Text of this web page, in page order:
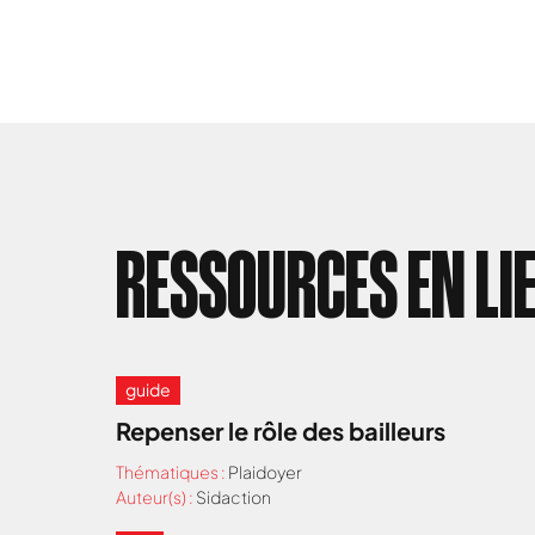
RESSOURCES EN
guide
Repenser le rôle des bailleurs
Thématiques : Plaidoyer
Auteur(s) : Sidaction